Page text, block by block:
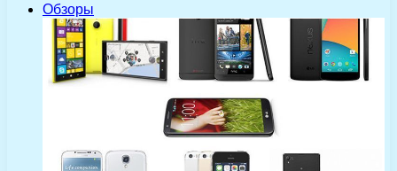
Обзоры